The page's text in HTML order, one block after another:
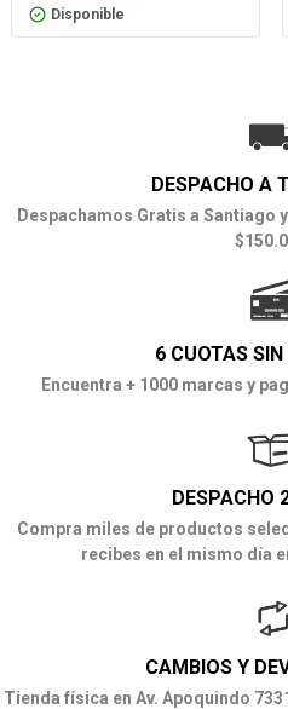
Disponible
DESPACHO A
Despachamos Gratis a Santiago
6 CUOTAS SIN
Encuentra + 1000 marcas y
DESPACHO
Compra miles de productos
recibes en el mismo día
CAMBIOS Y
Tienda física en Av. Apoquindo